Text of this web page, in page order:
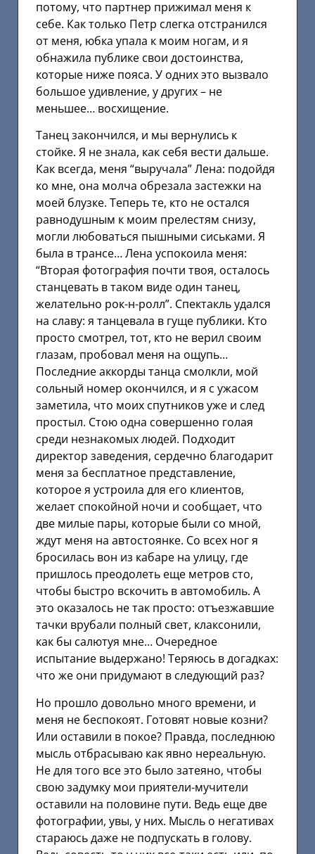
потому, что партнер прижимал меня к
себе. Как только Петр слегка отстранился
от меня, юбка упала к моим ногам, и я
обнажила публике свои достоинства,
которые ниже пояса. У одних это вызвало
большое удивление, у других – не
меньшее… восхищение.
Танец закончился, и мы вернулись к
стойке. Я не знала, как себя вести дальше.
Как всегда, меня “выручала” Лена: подойдя
ко мне, она молча обрезала застежки на
моей блузке. Теперь те, кто не остался
равнодушным к моим прелестям снизу,
могли любоваться пышными сиськами. Я
была в трансе… Лена успокоила меня:
“Вторая фотография почти твоя, осталось
станцевать в таком виде один танец,
желательно рок-н-ролл”. Спектакль удался
на славу: я танцевала в гуще публики. Кто
просто смотрел, тот, кто не верил своим
глазам, пробовал меня на ощупь…
Последние аккорды танца смолкли, мой
сольный номер окончился, и я с ужасом
заметила, что моих спутников уже и след
простыл. Стою одна совершенно голая
среди незнакомых людей. Подходит
директор заведения, сердечно благодарит
меня за бесплатное представление,
которое я устроила для его клиентов,
желает спокойной ночи и сообщает, что
две милые пары, которые были со мной,
ждут меня на автостоянке. Со всех ног я
бросилась вон из кабаре на улицу, где
пришлось преодолеть еще метров сто,
чтобы быстро вскочить в автомобиль. А
это оказалось не так просто: отъезжавшие
тачки врубали полный свет, клаксонили,
как бы салютуя мне… Очередное
испытание выдержано! Теряюсь в догадках:
что же они придумают в следующий раз?
Но прошло довольно много времени, и
меня не беспокоят. Готовят новые козни?
Или оставили в покое? Правда, последнюю
мысль отбрасываю как явно нереальную.
Не для того все это было затеяно, чтобы
свою задумку мои приятели-мучители
оставили на половине пути. Ведь еще две
фотографии, увы, у них. Мысль о негативах
стараюсь даже не подпускать в голову.